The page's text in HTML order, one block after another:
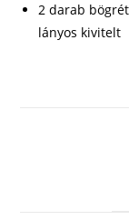
2 darab
lányos kivitelt